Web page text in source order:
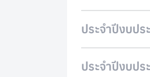
ประจำปีงบป
ประจำปีงบป